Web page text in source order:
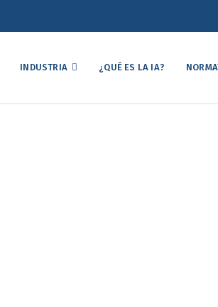
INDUSTRIA ¿QUÉ ES LA IA?